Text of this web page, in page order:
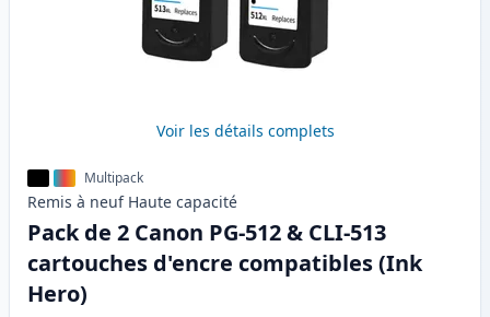
Voir les détails complets
Multipack
Remis à neuf Haute capacité
Pack de 2 Canon PG-512 & CLI-513
cartouches d'encre compatibles (Ink
Hero)